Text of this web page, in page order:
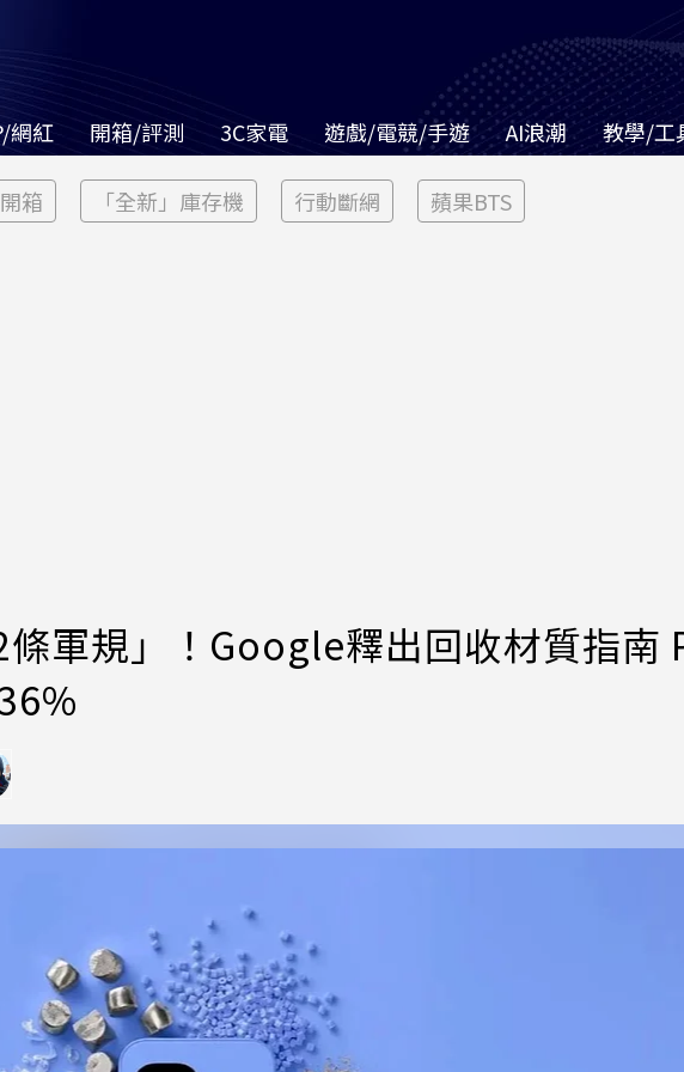
網紅 開箱/評測 3C家電 遊戲/電競/手遊 AI浪潮 教學/工
箱 「全新」庫存機 行動斷網 蘋果BTS
軍規」！Google釋出回收材質指南